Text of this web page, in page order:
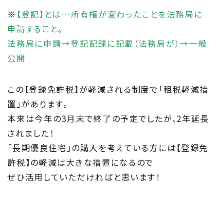
Concept
ウッド・コミュ二ケーション
Philosophy
私たちの目指す家づくり
Members
住まい夢ネット加盟工務店
Project
※ 【登記】とは…所有権が変わったことを法務局に
申請すること。
法務局に申請→登記記録に記載（法務局が）→一般
公開
この【登録免許税】が軽減される制度で「租税軽減措
置」があります。
本来は今年の3月末で終了の予定でしたが、2年延長
されました！
「長期優良住宅」の購入を考えている方には【登録免
許税】の軽減は大きな措置になるので
ぜひ活用していただければと思います！